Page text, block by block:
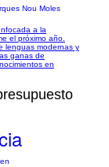
Nou Moles
a la
el próximo año.
lenguas modernas y
ganas de
en